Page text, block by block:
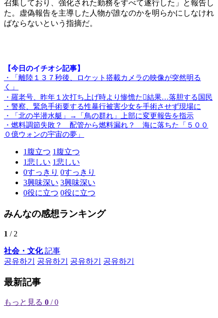
召集しており、強化された勤務をすべて遂行した」と報告し
た。虚偽報告を主導した人物が誰なのかを明らかにしなけれ
ばならないという指摘だ。
【今日のイチオシ記事】
・「離陸１３７秒後、ロケット搭載カメラの映像が突然明る
く」
・羅老号、昨年１次打ち上げ時より惨憺た結果…落胆する国民
・警察、緊急手術要する性暴行被害少女を手術させず現場に
・「北の半潜水艇」→「鳥の群れ」上部に変更報告を指示
・燃料調節失敗？ 配管から燃料漏れ？ 海に落ちた「５００
０億ウォンの宇宙の夢」
1 腹立つ 1 腹立つ
1悲しい 1悲しい
0すっきり 0すっきり
3興味深い 3興味深い
0役に立つ 0役に立つ
みんなの感想ランキング
1 / 2
社会・文化記事
공유하기
공유하기 공유하기 공유하기
最新記事
もっと見る 0 / 0